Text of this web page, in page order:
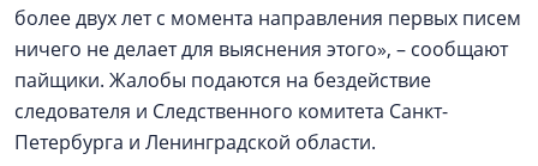
более двух лет с момента направления первых писем
ничего не делает для выяснения этого», – сообщают
пайщики. Жалобы подаются на бездействие
следователя и Следственного комитета Санкт-
Петербурга и Ленинградской области.